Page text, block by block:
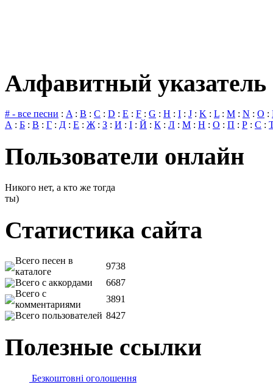
Алфавитный указатель
# - все песни : A: B : C : D : E : F : G : H : I : J : K : L : M : N : O :
А : Б : В : Г : Д : Е : Ж: З : И : І : Й : К : Л : М : Н : О : П : Р : С :
Пользователи онлайн
Никого нет, а кто же тогда
ты)
Статистика сайта
Всего песен в
каталоге
9738
Всего с аккордами
6687
Всего с
комментариями
3891
Всего пользователей 8427
Полезные ссылки
Безкоштовні оголошення